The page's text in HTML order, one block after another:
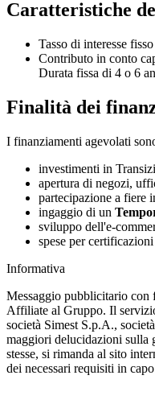
Caratteristiche
Tasso di interesse
Contributo in conto
Durata fissa di 4 o 6
Finalità dei
I finanziamenti agevolati
investimenti in
apertura di negozi,
partecipazione a fiere
ingaggio di un
sviluppo dell'e-
spese per
Informativa
Messaggio pubblicitario con
Affiliate al Gruppo. Il
società Simest S.p.A.,
maggiori delucidazioni sulla
stesse, si rimanda al sito
dei necessari requisiti in